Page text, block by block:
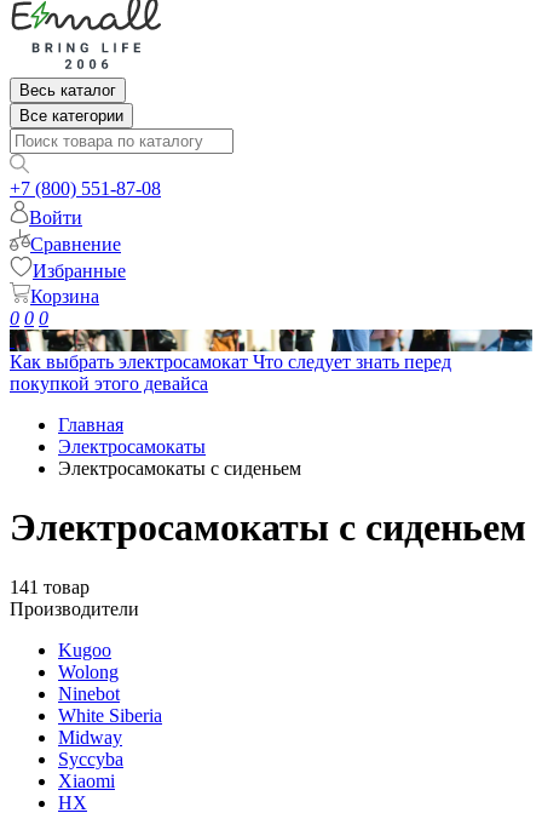
Весь каталог
Все категории
+7 (800) 551-87-08
Войти
Сравнение
Избранные
Корзина
0 0 0
Как выбрать электросамокат Что следует знать перед
покупкой этого девайса
Главная
Электросамокаты
Электросамокаты с сиденьем
Электросамокаты с сиденьем
141 товар
Производители
Kugoo
Wolong
Ninebot
White Siberia
Midway
Syccyba
Xiaomi
HX